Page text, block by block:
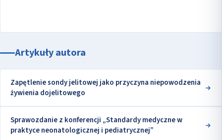
Artykuły autora
Zapętlenie sondy jelitowej jako przyczyna niepowodzenia
żywienia dojelitowego
Sprawozdanie z konferencji „Standardy medyczne w
praktyce neonatologicznej i pediatrycznej”